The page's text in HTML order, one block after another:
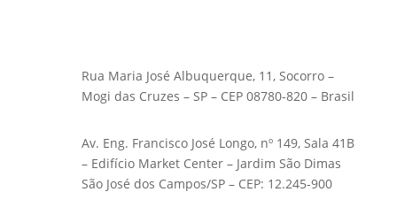
Rua Maria José Albuquerque, 11, Socorro –
Mogi das Cruzes – SP – CEP 08780-820 – Brasil
Av. Eng. Francisco José Longo, nº 149, Sala 41B
– Edifício Market Center – Jardim São Dimas
São José dos Campos/SP – CEP: 12.245-900